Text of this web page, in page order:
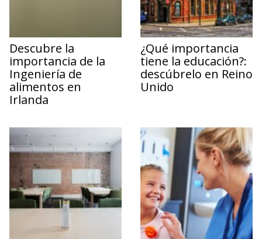
Descubre la
importancia de la
Ingeniería de
alimentos en
Irlanda
¿Qué importancia
tiene la educación?:
descúbrelo en Reino
Unido